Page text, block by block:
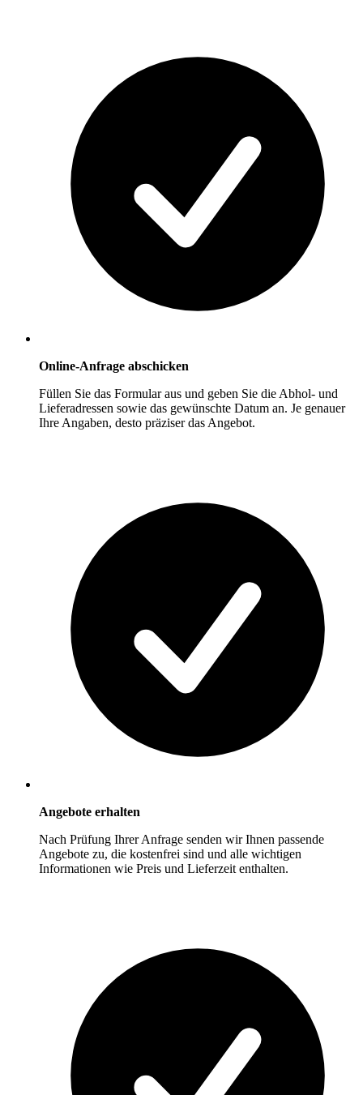
Online-Anfrage abschicken
Füllen Sie das Formular aus und geben Sie die Abhol- und
Lieferadressen sowie das gewünschte Datum an. Je genauer
Ihre Angaben, desto präziser das Angebot.
Angebote erhalten
Nach Prüfung Ihrer Anfrage senden wir Ihnen passende
Angebote zu, die kostenfrei sind und alle wichtigen
Informationen wie Preis und Lieferzeit enthalten.